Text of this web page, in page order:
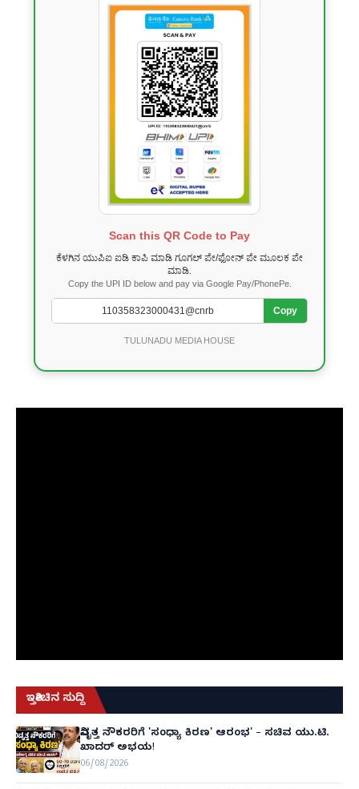
Scan this QR Code to Pay
ಕೆಳಗಿನ ಯುಪಿಐ ಐಡಿ ಕಾಪಿ ಮಾಡಿ ಗೂಗಲ್ ಪೇ/ಫೋನ್ ಪೇ ಮೂಲಕ ಪೇ
ಮಾಡಿ.
Copy the UPI ID below and pay via Google Pay/PhonePe.
Copy
TULUNADU MEDIA HOUSE
ಇತ್ತೀಚಿನ ಸುದ್ದಿ
ನಿವೃತ್ತ ನೌಕರರಿಗೆ 'ಸಂಧ್ಯಾ ಕಿರಣ' ಆರಂಭ' – ಸಚಿವ ಯು.ಟಿ.
ಖಾದರ್ ಅಭಯ!
06/08/2026